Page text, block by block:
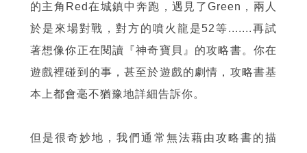
的主角Red在城鎮中奔跑，遇見了Green，兩人
於是來場對戰，對方的噴火龍是52等.......再試
著想像你正在閱讀『神奇寶貝』的攻略書。你在
遊戲裡碰到的事，甚至於遊戲的劇情，攻略書基
本上都會毫不猶豫地詳細告訴你。
但是很奇妙地，我們通常無法藉由攻略書的描